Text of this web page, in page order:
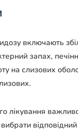
включають
запах,
на слизових
лікування